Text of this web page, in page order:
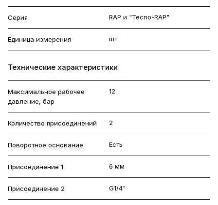
Серия RAP и "Tecno-RAP"
Единица измерения шт
Технические характеристики
Максимальное рабочее
давление, бар
12
Количество присоединений 2
Поворотное основание Есть
Присоединение 1 6 мм
Присоединение 2 G1/4"